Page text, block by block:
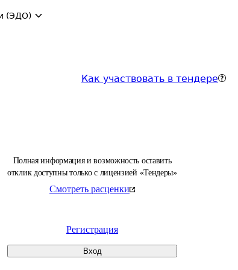
(ЭДО)
Как участвовать в тендере
Полная информация и возможность оставить
отклик доступны только с лицензией «Тендеры»
Смотреть расценки
Регистрация
Вход